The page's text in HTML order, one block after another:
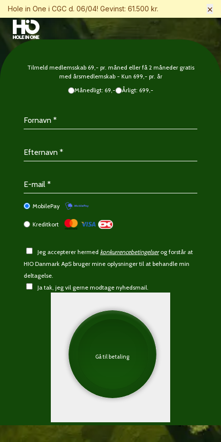
Hole in One i CGC d. 06/04! Gevinst: 61.500 kr. ×
Tilmeld medlemsskab 69,- pr. måned eller få 2 måneder gratis
med årsmedlemskab - Kun 699,- pr. år
Månedligt: 69,-
Årligt: 699,-
MobilePay
Kreditkort
Jeg accepterer hermed konkurrencebetingelserog forstår at
HIO Danmark ApS bruger mine oplysninger til at behandle min
deltagelse.
Ja tak, jeg vil gerne modtage nyhedsmail.
Gå til betaling